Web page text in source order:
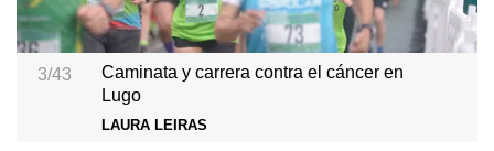
3/43
Caminata y carrera contra el cáncer en
Lugo
LAURA LEIRAS